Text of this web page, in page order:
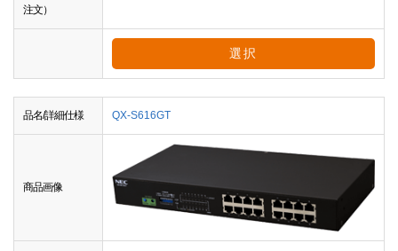
注文）
選択
品名/詳細仕様 QX-S616GT
商品画像